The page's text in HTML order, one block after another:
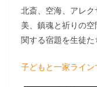
北斎、空海、アレ
美、鎮魂と祈りの
関する宿題を生徒た
子どもと一家ライ